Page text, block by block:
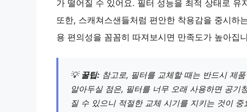
가 떨어질 수 있어요. 필터 성능을 최적 상태로
또한, 스캐쳐스샌들처럼 편안한 착용감을 중시하
용 편의성을 꼼꼼히 따져보시면 만족도가 높아집
💡 꿀팁: 참고로, 필터를 교체할 때는 반드시 제
알아두실 점은, 필터를 너무 오래 사용하면 공
질 수 있으니 적절한 교체 시기를 지키는 것이 중